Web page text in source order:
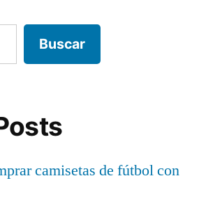
Buscar
camisetas de fútbol con